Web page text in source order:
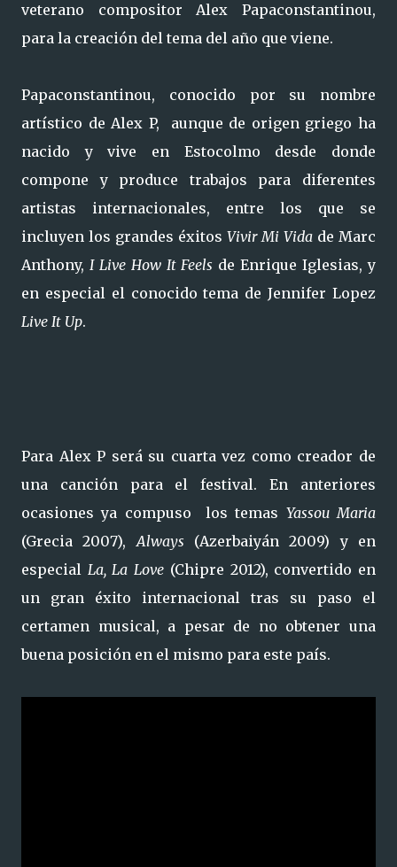
veterano compositor Alex Papaconstantinou,
para la creación del tema del año que viene.
Papaconstantinou, conocido por su nombre
artístico de Alex P, aunque de origen griego ha
nacido y vive en Estocolmo desde donde
compone y produce trabajos para diferentes
artistas internacionales, entre los que se
incluyen los grandes éxitos Vivir Mi Vida de Marc
Anthony, I Live How It Feels de Enrique Iglesias, y
en especial el conocido tema de Jennifer Lopez
Live It Up.
Para Alex P será su cuarta vez como creador de
una canción para el festival. En anteriores
ocasiones ya compuso los temas Yassou Maria
(Grecia 2007),Always (Azerbaiyán 2009) y en
especial La, La Love (Chipre 2012), convertido en
un gran éxito internacional tras su paso el
certamen musical, a pesar de no obtener una
buena posición en el mismo para este país.